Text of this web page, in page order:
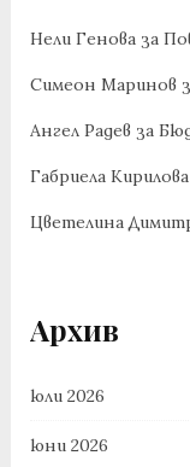
Нели Генова за
Симеон Маринов
Ангел Радев за
Габриела Кирилова
Цветелина
Архив
юли 2026
юни 2026